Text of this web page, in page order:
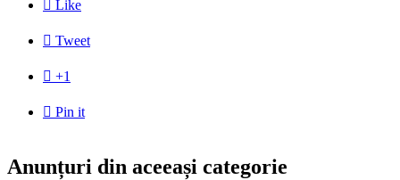
Like
 Tweet
 +1
 Pin it
Anunțuri din aceeași categorie